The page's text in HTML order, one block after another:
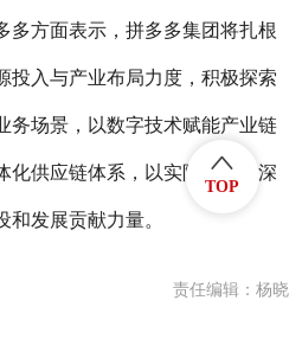
多方面表示，拼多多集团将扎根
投入与产业布局力度，积极探索
务场景，以数字技术赋能产业链
化供应链体系，以实际行动为深
和发展贡献力量。
责任编辑：杨晓
TOP